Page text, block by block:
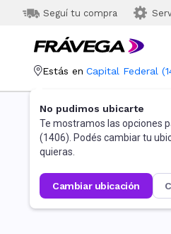
Seguí tu compra
Estás en Capital Federal (
No pudimos ubicarte
Te mostramos las opciones
(1406). Podés cambiar tu
quieras.
cambiar ubicación